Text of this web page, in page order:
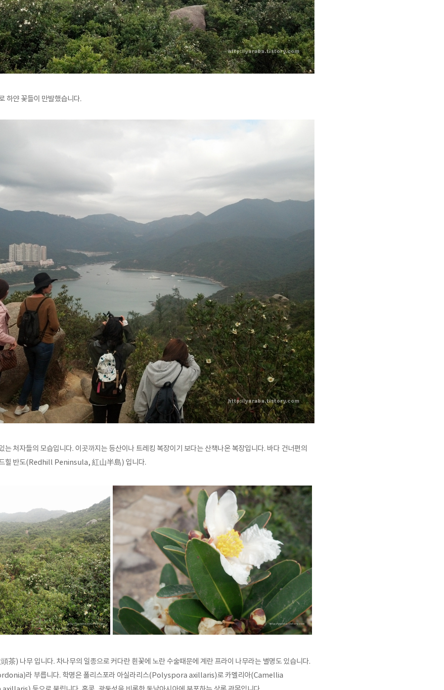
하얀 꽃들이 만발했습니다.
는 처자들의 모습입니다. 이곳까지는 등산이나 트레킹 복장이기 보다는 산책나온 복장입니다. 바다 건너편의
힐 반도( Redhill Peninsula, 紅山半島) 입니다.
茶) 나무 입니다. 차나무의 일종으로 커다란 흰꽃에 노란 수술때문에 계란 프라이 나무라는 별명도 있습니다.
라 부릅니다. 학명은 폴리스포라 아실라리스(Polyspora axillaris)로 카멜리아(Camellia